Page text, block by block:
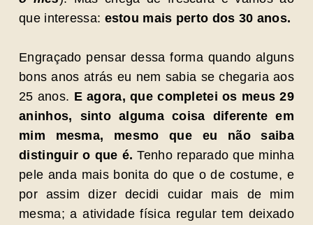
que interessa: estou mais perto dos 30 anos.
Engraçado pensar dessa forma quando alguns
bons anos atrás eu nem sabia se chegaria aos
25 anos. E agora, que completei os meus 29
aninhos, sinto alguma coisa diferente em
mim mesma, mesmo que eu não saiba
distinguir o que é.Tenho reparado que minha
pele anda mais bonita do que o de costume, e
por assim dizer decidi cuidar mais de mim
mesma; a atividade física regular tem deixado